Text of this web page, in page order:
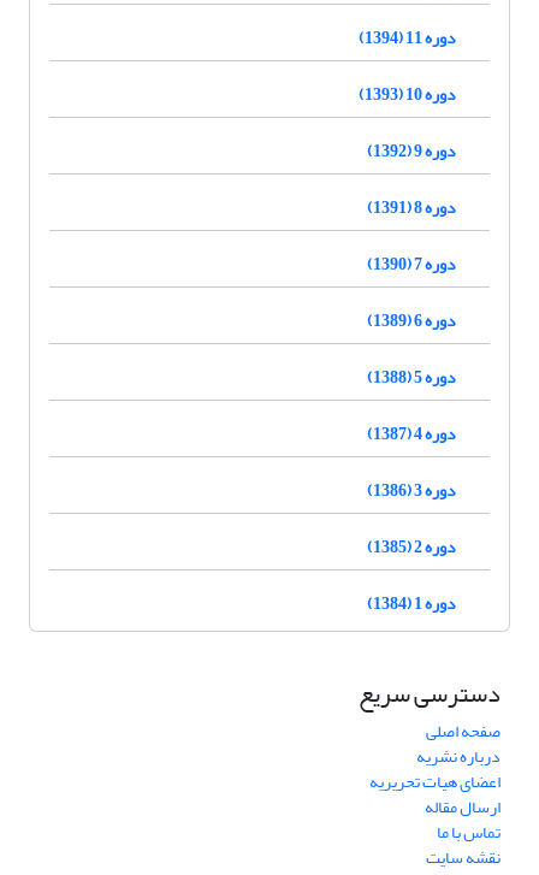
دوره 11 (1394)
دوره 10 (1393)
دوره 9 (1392)
دوره 8 (1391)
دوره 7 (1390)
دوره 6 (1389)
دوره 5 (1388)
دوره 4 (1387)
دوره 3 (1386)
دوره 2 (1385)
دوره 1 (1384)
دسترسی سریع
صفحه اصلی
درباره نشریه
اعضای هیات تحریریه
ارسال مقاله
تماس با ما
نقشه سایت